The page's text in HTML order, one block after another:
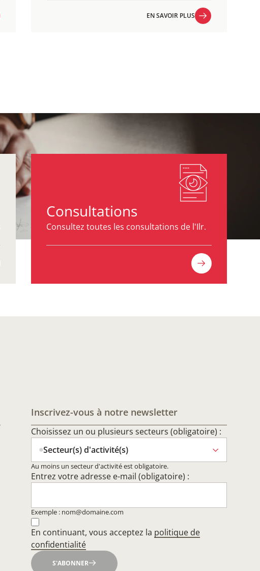
EN SAVOIR PLUS
Consultations
Consultez toutes les consultations de l'Ilr.
Inscrivez-vous à notre newsletter
Choisissez un ou plusieurs secteurs (obligatoire) :
Secteur(s) d'activité(s)
Au moins un secteur d'activité est obligatoire.
Entrez votre adresse e-mail (obligatoire) :
Exemple : nom@domaine.com
En continuant, vous acceptez la politique de
confidentialité
S'ABONNER